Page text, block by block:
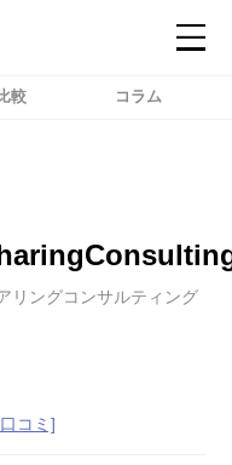
較 コラム
リングコンサルティング
コミ]